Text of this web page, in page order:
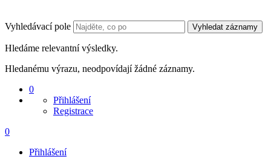
Vyhledávací pole Vyhledat záznamy
Hledáme relevantní výsledky.
Hledanému výrazu, neodpovídají žádné záznamy.
0
Přihlášení
Registrace
0
Přihlášení